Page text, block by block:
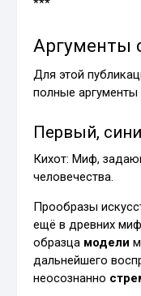
***
Аргументы
Для этой
полные аргументы
Первый,
Кихот: Миф,
человечества.
Прообразы
ещё в древних
образца модели
дальнейшего
неосознанно